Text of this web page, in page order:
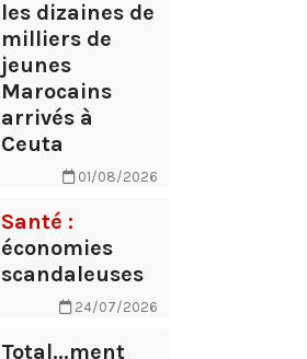
les dizaines de
milliers de
jeunes
Marocains
arrivés à
Ceuta
01/08/2026
Santé :
économies
scandaleuses
24/07/2026
Total...ment